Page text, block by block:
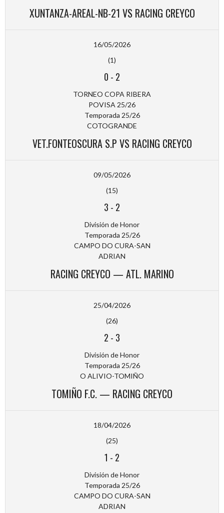
XUNTANZA-AREAL-NB-21 VS RACING CREYCO
16/05/2026
(1)
0 - 2
TORNEO COPA RIBERA
POVISA 25/26
Temporada 25/26
COTOGRANDE
VET.FONTEOSCURA S.P VS RACING CREYCO
09/05/2026
(15)
3 - 2
División de Honor
Temporada 25/26
CAMPO DO CURA-SAN
ADRIAN
RACING CREYCO — ATL. MARINO
25/04/2026
(26)
2 - 3
División de Honor
Temporada 25/26
O ALIVIO-TOMIÑO
TOMIÑO F.C. — RACING CREYCO
18/04/2026
(25)
1 - 2
División de Honor
Temporada 25/26
CAMPO DO CURA-SAN
ADRIAN